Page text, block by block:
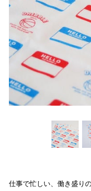
仕事で忙しい、働き盛り